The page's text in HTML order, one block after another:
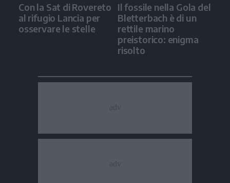
Con la Sat di Rovereto
al rifugio Lancia per
osservare le stelle
Il fossile nella Gola del
Bletterbach è di un
rettile marino
preistorico: enigma
risolto